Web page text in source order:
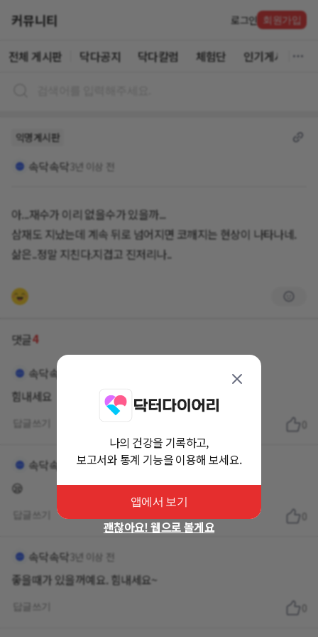
커뮤니티 로그인 회원가입
전체 게시판 닥다공지 닥다칼럼 체험단 인기게시글
익명게시판
속닥속닥 3년 이상 전
아...재수가 이리 없을수가 있을까...
삼재도 지났는데 계속 뒤로 넘어지면 코깨지는 현상이 나타나네.
삶은..정말 지친다.지겹고 진저리나..
댓글4
속닥속닥
힘내세요
속닥속닥 3년 이상 전
😪
속닥속닥 3년 이상 전
좋을때가 있을꺼예요. 힘내세요~
나의 건강을 기록하고,
보고서와 통계 기능을 이용해 보세요.
앱에서 보기
괜찮아요! 웹으로 볼게요